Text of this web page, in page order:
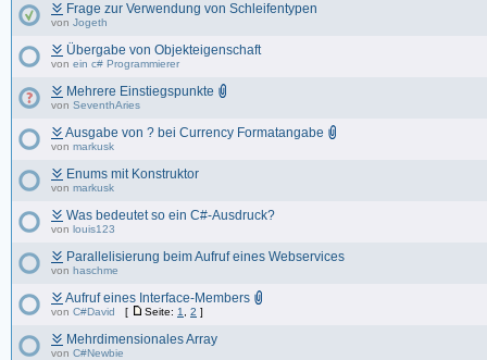
Frage zur Verwendung von Schleifentypen
von Jogeth
Übergabe von Objekteigenschaft
von ein c# Programmierer
Mehrere Einstiegspunkte
von SeventhAries
Ausgabe von ? bei Currency Formatangabe
von markusk
Enums mit Konstruktor
von markusk
Was bedeutet so ein C#-Ausdruck?
von louis123
Parallelisierung beim Aufruf eines Webservices
von haschme
Aufruf eines Interface-Members
von C#David [ Seite: 1 2 ]
Mehrdimensionales Array
von C#Newbie